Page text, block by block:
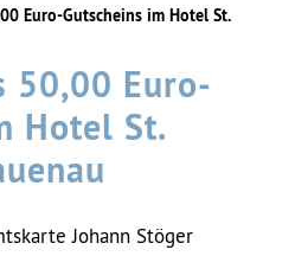
Euro-Gutscheins im Hotel St.
50,00 Euro-
Hotel St.
Johann Stöger